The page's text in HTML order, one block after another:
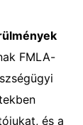
FMLA-
és a